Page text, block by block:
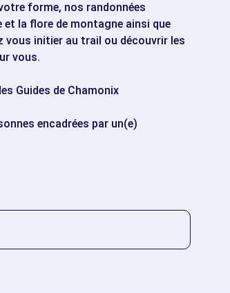
forme, nos randonnées
la flore de montagne ainsi que
vous initier au trail ou découvrir les
vous.
Guides de Chamonix
encadrées par un(e)